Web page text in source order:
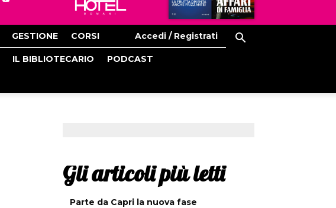
Hoteldomani
GESTIONE CORSI Accedi / Registrati
IL BIBLIOTECARIO PODCAST
Gli articoli più letti
Parte da Capri la nuova fase